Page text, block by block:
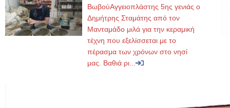
ΒωβούΑγγειοπλάστης 5ης γενιάς ο
Δημήτρης Σταμάτης από τον
Μανταμάδο μιλά για την κεραμική
τέχνη που εξελίσσεται με το
πέρασμα των χρόνων στο νησί
μας. Βαθιά ρι...